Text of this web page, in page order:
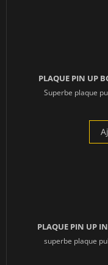
PLAQUE PIN UP
Superbe plaque
PLAQUE PIN UP
superbe plaque